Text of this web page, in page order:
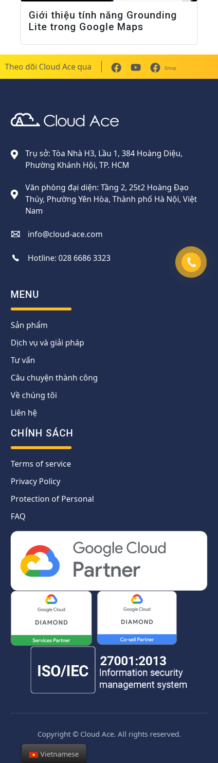
Giới thiệu tính năng Grounding
Lite trong Google Maps
Theo dõi Cloud Ace qua Group
Trụ sở: Tòa Nhà H3, Lầu 1, 384 Hoàng Diệu,
Phường Khánh Hội, TP. HCM
Văn phòng đại diện: Tầng 2, 25t2 Hoàng Đạo
Thúy, Phường Yên Hòa, Thành phố Hà Nội, Việt
Nam
info@cloud-ace.com
Hotline:028 6686 3323
MENU
Sản phẩm
Dịch vụ và giải pháp
Tư vấn
Câu chuyện thành công
Về chúng tôi
Liên hệ
CHÍNH SÁCH
Terms of service
Privacy Policy
Protection of Personal
FAQ
Copyright © Cloud Ace. All rights reserved.
Vietnamese